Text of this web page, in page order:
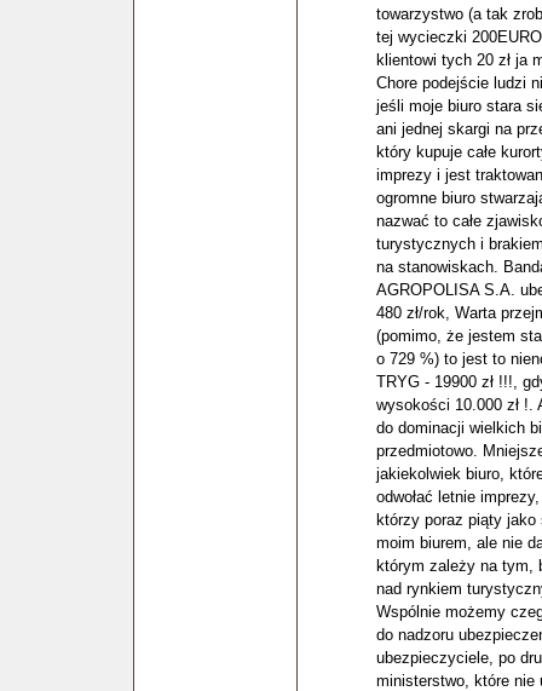
towarzystwo (a tak
tej wycieczki
klientowi tych 20 zł ja
Chore podejście ludzi
jeśli moje biuro stara
ani jednej skargi na
który kupuje całe
imprezy i jest
ogromne biuro
nazwać to całe
turystycznych i
na stanowiskach.
AGROPOLISA S.A.
480 zł/rok, Warta
(pomimo, że jestem
o 729 %) to jest to
TRYG - 19900 zł !!!,
wysokości 10.000 zł
do dominacji wielkich
przedmiotowo.
jakiekolwiek biuro,
odwołać letnie
którzy poraz piąty
moim biurem, ale nie
którym zależy na tym,
nad rynkiem
Wspólnie możemy
do nadzoru
ubezpieczyciele, po
ministerstwo, które nie